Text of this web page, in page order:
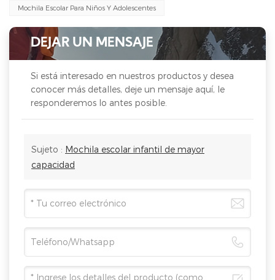
Mochila Escolar Para Niños Y Adolescentes
DEJAR UN MENSAJE
Si está interesado en nuestros productos y desea
conocer más detalles, deje un mensaje aquí, le
responderemos lo antes posible.
Sujeto : Mochila escolar infantil de mayor
capacidad